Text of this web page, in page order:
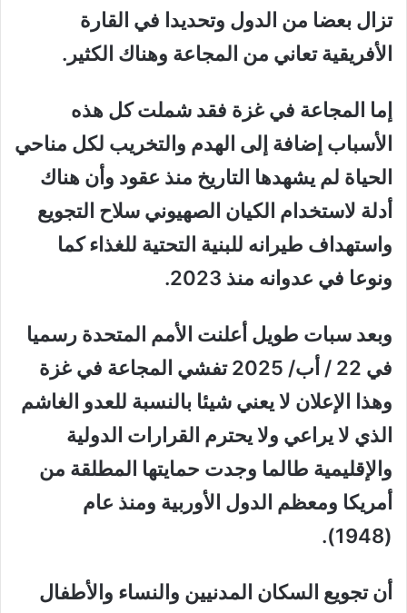
تزال بعضا من الدول وتحديدا في القارة
الأفريقية تعاني من المجاعة وهناك الكثير.
إما المجاعة في غزة فقد شملت كل هذه
الأسباب إضافة إلى الهدم والتخريب لكل مناحي
الحياة لم يشهدها التاريخ منذ عقود وأن هناك
أدلة لاستخدام الكيان الصهيوني سلاح التجويع
واستهداف طيرانه للبنية التحتية للغذاء كما
ونوعا في عدوانه منذ 2023.
وبعد سبات طويل أعلنت الأمم المتحدة رسميا
في 22 / أب/ 2025 تفشي المجاعة في غزة
وهذا الإعلان لا يعني شيئا بالنسبة للعدو الغاشم
الذي لا يراعي ولا يحترم القرارات الدولية
والإقليمية طالما وجدت حمايتها المطلقة من
أمريكا ومعظم الدول الأوربية ومنذ عام
(1948).
أن تجويع السكان المدنيين والنساء والأطفال